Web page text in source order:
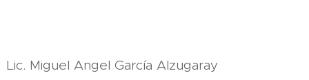
Lic. Miguel Angel García Alzugaray